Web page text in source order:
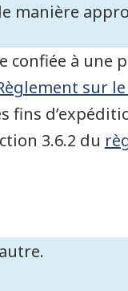
manière
confiée à une
sur
fins
3.6.2 du